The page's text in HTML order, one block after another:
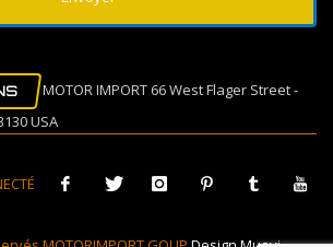
MOTOR IMPORT 66 West Flager Street -
USA